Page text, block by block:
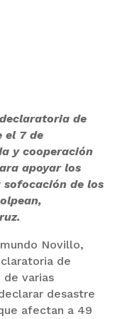
de
el 7 de
y cooperación
apoyar los
sofocación de los
Novillo,
de
varias
desastre
afectan a 49